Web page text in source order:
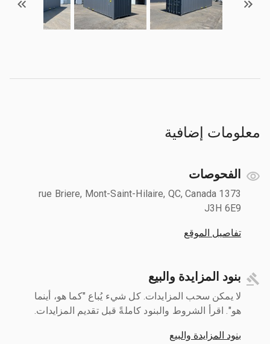
معلومات إضافية
الفحوصات
1373 rue Briere, Mont-Saint-Hilaire, QC, Canada
J3H 6E9
تفاصيل الموقع
بنود المزايدة والبيع
لا يمكن سحب المزايدات. كل شيء يُباع "كما هو، أينما
هو". اقرأ الشروط والبنود كاملةً قبل تقديم المزايدات.
بنود المزايدة والبيع